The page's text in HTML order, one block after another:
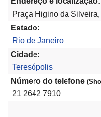
Praça Higino da
Estado:
Rio de Janeiro
Cidade:
Teresópolis
Número do telefone
21 2642 7910